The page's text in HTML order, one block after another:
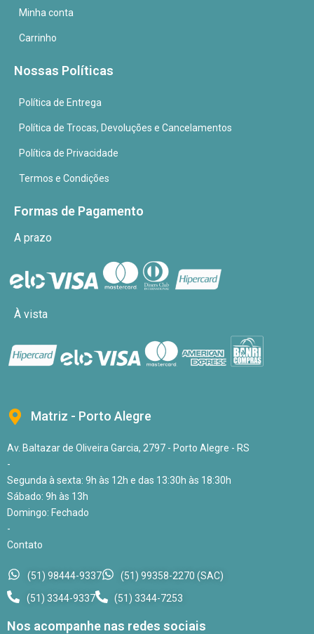
Minha conta
Carrinho
Nossas Políticas
Política de Entrega
Política de Trocas, Devoluções e Cancelamentos
Política de Privacidade
Termos e Condições
Formas de Pagamento
A prazo
À vista
Matriz - Porto Alegre
Av. Baltazar de Oliveira Garcia, 2797 - Porto Alegre - RS
-
Segunda à sexta: 9h às 12h e das 13:30h às 18:30h
Sábado: 9h às 13h
Domingo: Fechado
-
Contato
(51) 98444-9337
(51) 99358-2270 (SAC)
(51) 3344-9337
(51) 3344-7253
Nos acompanhe nas redes sociais